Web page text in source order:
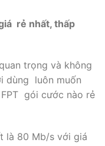
rẻ nhất, thấp
trọng và không
dùng luôn muốn
gói cước nào rẻ
là 80 Mb/s với giá